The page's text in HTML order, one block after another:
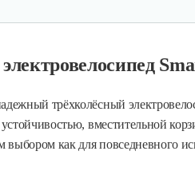
трёхколёсный
вместительной
выбором как для повседневного